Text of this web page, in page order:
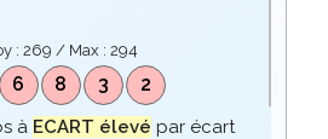
: 269 / Max : 294
6 8 3 2
à ECART élevé par écart